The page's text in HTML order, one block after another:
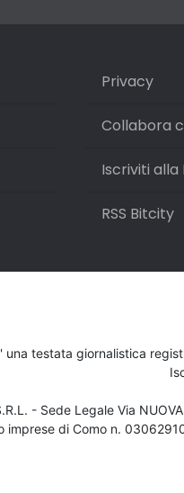
Privacy
Collabora
Iscriviti
RSS Bitcity
una testata giornalistica
- Sede Legale Via
imprese di Como n.